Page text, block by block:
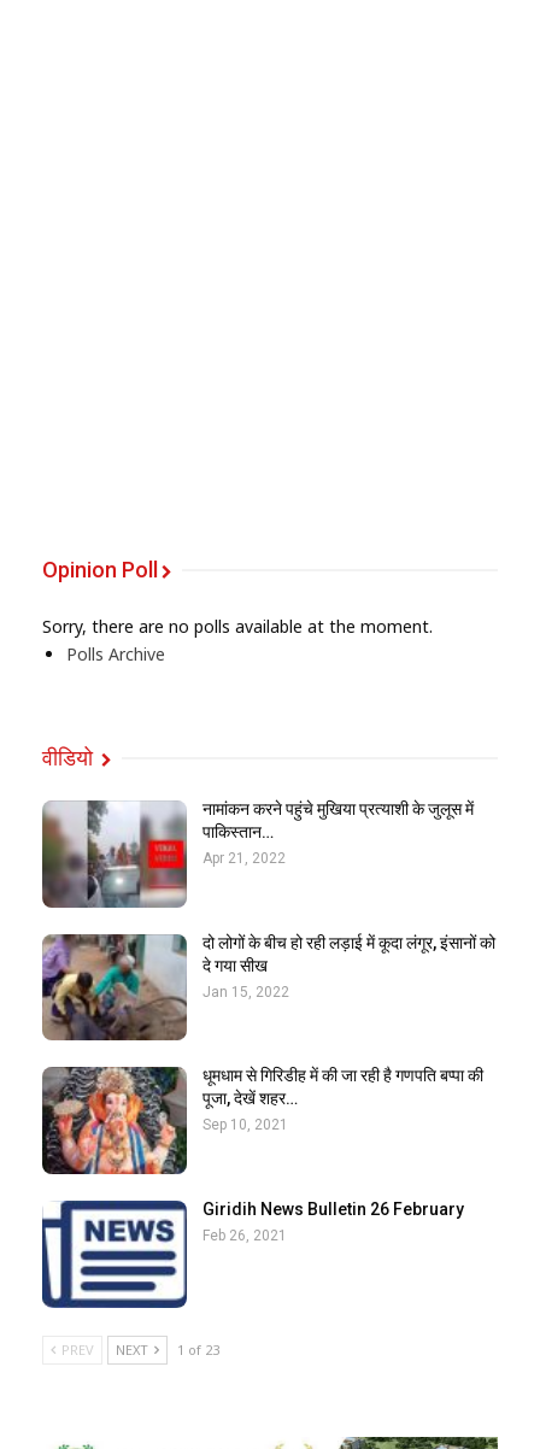
Opinion Poll
Sorry, there are no polls available at the moment.
Polls Archive
वीडियो
नामांकन करने पहुंचे मुखिया प्रत्याशी के जुलूस में
पाकिस्तान…
Apr 21, 2022
दो लोगों के बीच हो रही लड़ाई में कूदा लंगूर, इंसानों को
दे गया सीख
Jan 15, 2022
धूमधाम से गिरिडीह में की जा रही है गणपति बप्पा की
पूजा, देखें शहर…
Sep 10, 2021
Giridih News Bulletin 26 February
Feb 26, 2021
PREV NEXT 1 of 23